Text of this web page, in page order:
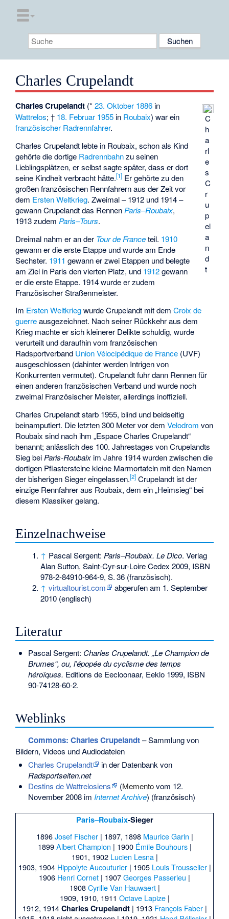
Charles Crupelandt
C
h
a
rl
e
s
C
r
u
p
el
a
n
d
t
Charles Crupelandt (*23. Oktober 1886 in
Wattrelos; † 18. Februar 1955 in Roubaix) war ein
französischer Radrennfahrer.
Charles Crupelandt lebte in Roubaix, schon als Kind
gehörte die dortige Radrennbahnzu seinen
Lieblingsplätzen, er selbst sagte später, dass er dort
seine Kindheit verbracht hätte.[1] Er gehörte zu den
großen französischen Rennfahrern aus der Zeit vor
dem Ersten Weltkrieg. Zweimal – 1912 und 1914 –
gewann Crupelandt das Rennen Paris–Roubaix,
1913 zudem Paris–Tours.
Dreimal nahm er an der Tour de Franceteil. 1910
gewann er die erste Etappe und wurde am Ende
Sechster. 1911 gewann er zwei Etappen und belegte
am Ziel in Paris den vierten Platz, und 1912gewann
er die erste Etappe. 1914 wurde er zudem
Französischer Straßenmeister.
Im Ersten Weltkriegwurde Crupelandt mit demCroix de
guerreausgezeichnet. Nach seiner Rückkehr aus dem
Krieg machte er sich kleinerer Delikte schuldig, wurde
verurteilt und daraufhin vom französischen
Radsportverband Union Vélocipédique de France (UVF)
ausgeschlossen (dahinter werden Intrigen von
Konkurrenten vermutet). Crupelandt fuhr dann Rennen für
einen anderen französischen Verband und wurde noch
zweimal Französischer Meister, allerdings inoffiziell.
Charles Crupelandt starb 1955, blind und beidseitig
beinamputiert. Die letzten 300 Meter vor demVelodrom von
Roubaix sind nach ihm „Espace Charles Crupelandt“
benannt; anlässlich des 100. Jahrestages von Crupelandts
Sieg bei Paris-Roubaix im Jahre 1914 wurden zwischen die
dortigen Pflastersteine kleine Marmortafeln mit den Namen
der bisherigen Sieger eingelassen.[2] Crupelandt ist der
einzige Rennfahrer aus Roubaix, dem ein „Heimsieg“ bei
diesem Klassiker gelang.
Einzelnachweise
↑ Pascal Sergent: Paris–Roubaix. Le Dico. Verlag
Alan Sutton, Saint-Cyr-sur-Loire Cedex 2009, ISBN
978-2-84910-964-9,S.36 (französisch).
↑ virtualtourist.com
abgerufen am 1. September
2010 (englisch)
Literatur
Pascal Sergent: Charles Crupelandt. „Le Champion de
Brumes“, ou, l’épopée du cyclisme des temps
héroïques. Editions de Eecloonaar, Eeklo 1999, ISBN
90-74128-60-2.
Weblinks
Commons: Charles Crupelandt– Sammlung von
Bildern, Videos und Audiodateien
Charles Crupelandt
in der Datenbank von
Radsportseiten.net
Destins de Wattrelosiens
(Mementovom 12.
November 2008 im Internet Archive) (französisch)
Paris–Roubaix-Sieger
1896Josef Fischer| 1897, 1898 Maurice Garin |
1899Albert Champion | 1900 Émile Bouhours|
1901, 1902 Lucien Lesna|
1903, 1904 Hippolyte Aucouturier| 1905 Louis Trousselier|
1906 Henri Cornet | 1907Georges Passerieu |
1908Cyrille Van Hauwaert|
1909, 1910, 1911 Octave Lapize|
1912, 1914 Charles Crupelandt| 1913 François Faber|